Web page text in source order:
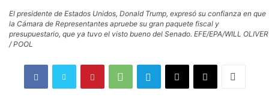
El presidente de Estados Unidos, Donald Trump, expresó su confianza en que
la Cámara de Representantes apruebe su gran paquete fiscal y
presupuestario, que ya tuvo el visto bueno del Senado. EFE/EPA/WILL OLIVER
/ POOL